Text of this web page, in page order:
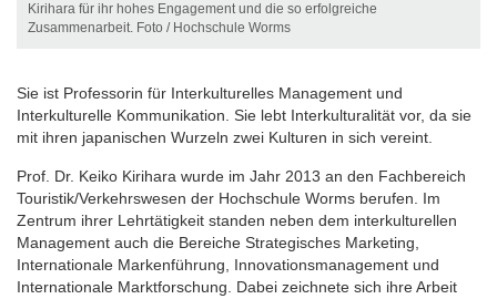
Kirihara für ihr hohes Engagement und die so erfolgreiche
Zusammenarbeit. Foto / Hochschule Worms
Sie ist Professorin für Interkulturelles Management und
Interkulturelle Kommunikation. Sie lebt Interkulturalität vor, da sie
mit ihren japanischen Wurzeln zwei Kulturen in sich vereint.
Prof. Dr. Keiko Kirihara wurde im Jahr 2013 an den Fachbereich
Touristik/Verkehrswesen der Hochschule Worms berufen. Im
Zentrum ihrer Lehrtätigkeit standen neben dem interkulturellen
Management auch die Bereiche Strategisches Marketing,
Internationale Markenführung, Innovationsmanagement und
Internationale Marktforschung. Dabei zeichnete sich ihre Arbeit